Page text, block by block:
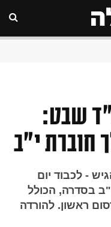
שבט:
חוברת י"ב
- לכבוד יום
בסדרה, הכולל
ראשון. להורדה